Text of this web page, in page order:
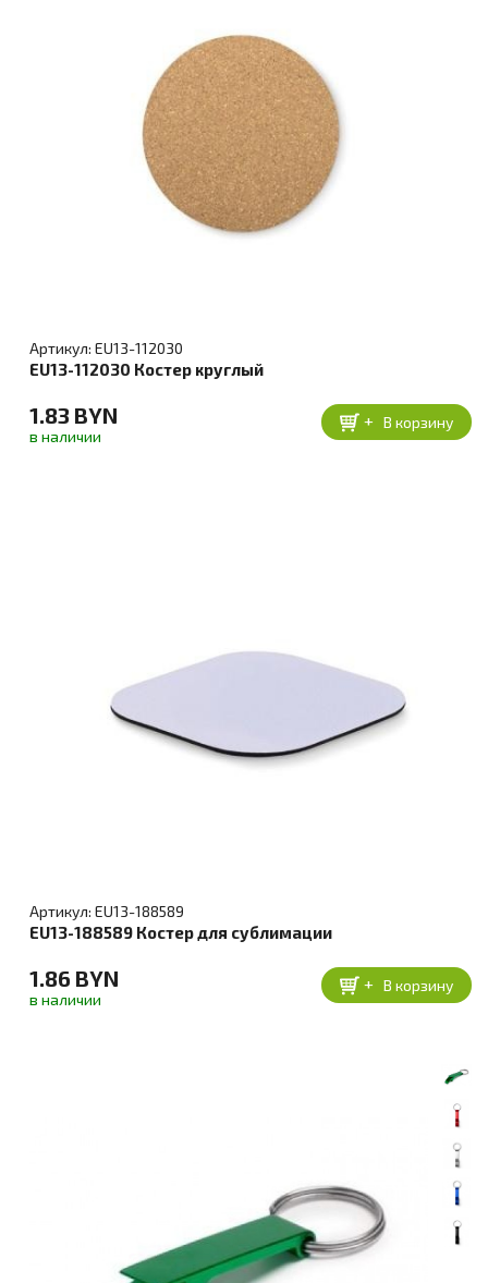
Артикул: EU13-112030
EU13-112030 Костер круглый
1.83 BYN
в наличии
+ В корзину
Артикул: EU13-188589
EU13-188589 Костер для сублимации
1.86 BYN
в наличии
+ В корзину